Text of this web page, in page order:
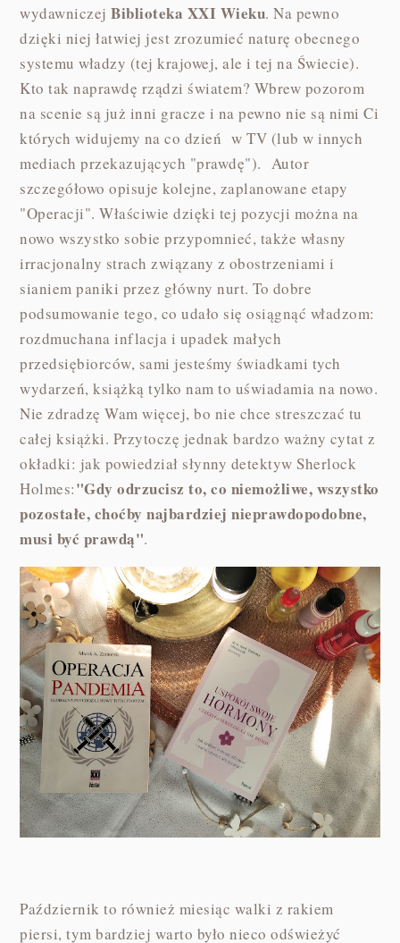
wydawniczejBiblioteka XXI Wieku. Na pewno
dzięki niej łatwiej jest zrozumieć naturę obecnego
systemu władzy (tej krajowej, ale i tej na Świecie).
Kto tak naprawdę rządzi światem? Wbrew pozorom
na scenie są już inni gracze i na pewno nie są nimi Ci
których widujemy na co dzień w TV (lub w innych
mediach przekazujących "prawdę"). Autor
szczegółowo opisuje kolejne, zaplanowane etapy
"Operacji". Właściwie dzięki tej pozycji można na
nowo wszystko sobie przypomnieć, także własny
irracjonalny strach związany z obostrzeniami i
sianiem paniki przez główny nurt. To dobre
podsumowanie tego, co udało się osiągnąć władzom:
rozdmuchana inflacja i upadek małych
przedsiębiorców, sami jesteśmy świadkami tych
wydarzeń, książką tylko nam to uświadamia na nowo.
Nie zdradzę Wam więcej, bo nie chce streszczać tu
całej książki. Przytoczę jednak bardzo ważny cytat z
okładki: jak powiedział słynny detektyw Sherlock
Holmes:"Gdy odrzucisz to, co niemożliwe, wszystko
pozostałe, choćby najbardziej nieprawdopodobne,
musi być prawdą".
Październik to również miesiąc walki z rakiem
piersi, tym bardziej warto było nieco odświeżyć